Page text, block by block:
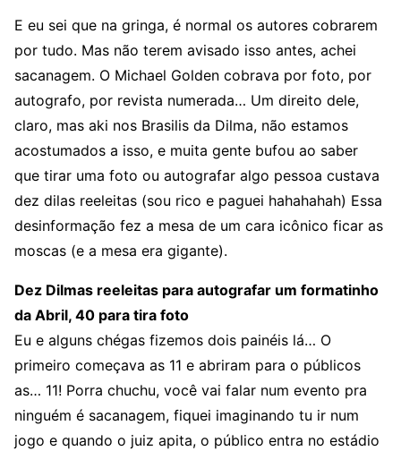
E eu sei que na gringa, é normal os autores cobrarem
por tudo. Mas não terem avisado isso antes, achei
sacanagem. O Michael Golden cobrava por foto, por
autografo, por revista numerada… Um direito dele,
claro, mas aki nos Brasilis da Dilma, não estamos
acostumados a isso, e muita gente bufou ao saber
que tirar uma foto ou autografar algo pessoa custava
dez dilas reeleitas (sou rico e paguei hahahahah) Essa
desinformação fez a mesa de um cara icônico ficar as
moscas (e a mesa era gigante).
Dez Dilmas reeleitas para autografar um formatinho
da Abril, 40 para tira foto
Eu e alguns chégas fizemos dois painéis lá… O
primeiro começava as 11 e abriram para o públicos
as… 11! Porra chuchu, você vai falar num evento pra
ninguém é sacanagem, fiquei imaginando tu ir num
jogo e quando o juiz apita, o público entra no estádio